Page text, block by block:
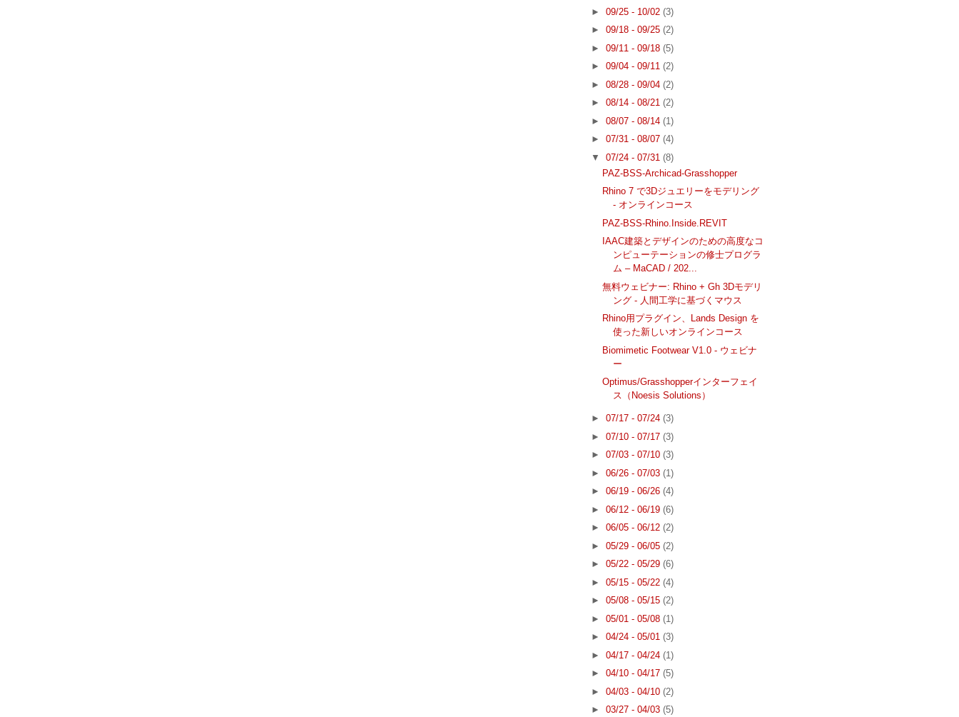
► 09/25 - 10/02 (3)
► 09/18 - 09/25 (2)
► 09/11 - 09/18 (5)
► 09/04 - 09/11 (2)
► 08/28 - 09/04 (2)
► 08/14 - 08/21 (2)
► 08/07 - 08/14 (1)
► 07/31 - 08/07 (4)
▼ 07/24 - 07/31 (8)
PAZ-BSS-Archicad-Grasshopper
Rhino 7 で3Dジュエリーをモデリング
- オンラインコース
PAZ-BSS-Rhino.Inside.REVIT
IAAC建築とデザインのための高度なコ
ンピューテーションの修士プログラ
ム – MaCAD / 202...
無料ウェビナー: Rhino + Gh 3Dモデリ
ング - 人間工学に基づくマウス
Rhino用プラグイン、Lands Design を
使った新しいオンラインコース
Biomimetic Footwear V1.0 - ウェビナ
ー
Optimus/Grasshopperインターフェイ
ス（Noesis Solutions）
► 07/17 - 07/24 (3)
► 07/10 - 07/17 (3)
► 07/03 - 07/10 (3)
► 06/26 - 07/03 (1)
► 06/19 - 06/26 (4)
► 06/12 - 06/19 (6)
► 06/05 - 06/12 (2)
► 05/29 - 06/05 (2)
► 05/22 - 05/29 (6)
► 05/15 - 05/22 (4)
► 05/08 - 05/15 (2)
► 05/01 - 05/08 (1)
► 04/24 - 05/01 (3)
► 04/17 - 04/24 (1)
► 04/10 - 04/17 (5)
► 04/03 - 04/10 (2)
► 03/27 - 04/03 (5)